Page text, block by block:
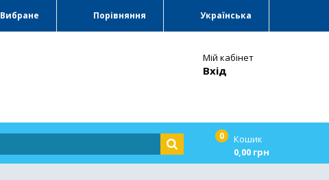
Вибране Порівняння Українська
Мій кабінет
Вхід
0
Кошик
0,00 грн